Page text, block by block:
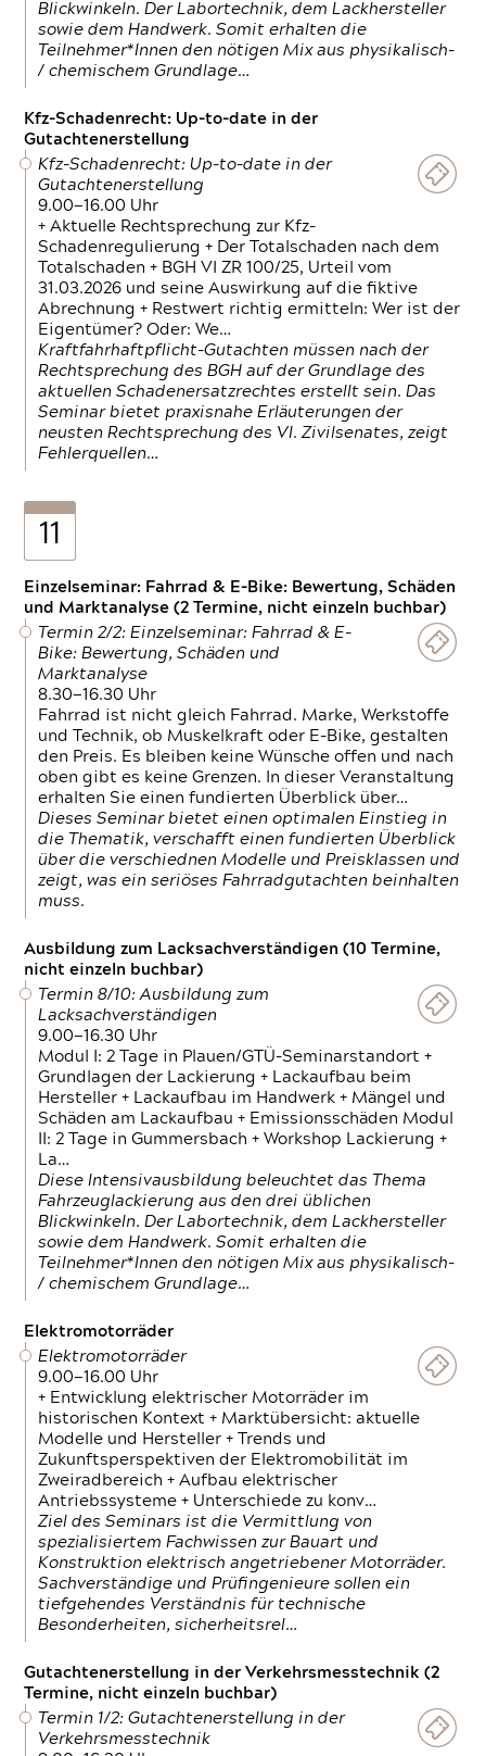
Blickwinkeln. Der Labortechnik, dem Lackhersteller
sowie dem Handwerk. Somit erhalten die
Teilnehmer*Innen den nötigen Mix aus physikalisch-
/ chemischem Grundlage…
Kfz-Schadenrecht: Up-to-date in der
Gutachtenerstellung
Kfz-Schadenrecht: Up-to-date in der
Gutachtenerstellung
9.00—16.00 Uhr
+ Aktuelle Rechtsprechung zur Kfz-
Schadenregulierung + Der Totalschaden nach dem
Totalschaden + BGH VI ZR 100/25, Urteil vom
31.03.2026 und seine Auswirkung auf die fiktive
Abrechnung + Restwert richtig ermitteln: Wer ist der
Eigentümer? Oder: We…
Kraftfahrhaftpflicht-Gutachten müssen nach der
Rechtsprechung des BGH auf der Grundlage des
aktuellen Schadenersatzrechtes erstellt sein. Das
Seminar bietet praxisnahe Erläuterungen der
neusten Rechtsprechung des VI. Zivilsenates, zeigt
Fehlerquellen…
11
Einzelseminar: Fahrrad & E-Bike: Bewertung, Schäden
und Marktanalyse (2 Termine, nicht einzeln buchbar)
Termin 2/2: Einzelseminar: Fahrrad & E-
Bike: Bewertung, Schäden und
Marktanalyse
8.30—16.30 Uhr
Fahrrad ist nicht gleich Fahrrad. Marke, Werkstoffe
und Technik, ob Muskelkraft oder E-Bike, gestalten
den Preis. Es bleiben keine Wünsche offen und nach
oben gibt es keine Grenzen. In dieser Veranstaltung
erhalten Sie einen fundierten Überblick über…
Dieses Seminar bietet einen optimalen Einstieg in
die Thematik, verschafft einen fundierten Überblick
über die verschiednen Modelle und Preisklassen und
zeigt, was ein seriöses Fahrradgutachten beinhalten
muss.
Ausbildung zum Lacksachverständigen (10 Termine,
nicht einzeln buchbar)
Termin 8/10: Ausbildung zum
Lacksachverständigen
9.00—16.30 Uhr
Modul I: 2 Tage in Plauen/GTÜ-Seminarstandort +
Grundlagen der Lackierung + Lackaufbau beim
Hersteller + Lackaufbau im Handwerk + Mängel und
Schäden am Lackaufbau + Emissionsschäden Modul
II: 2 Tage in Gummersbach + Workshop Lackierung +
La…
Diese Intensivausbildung beleuchtet das Thema
Fahrzeuglackierung aus den drei üblichen
Blickwinkeln. Der Labortechnik, dem Lackhersteller
sowie dem Handwerk. Somit erhalten die
Teilnehmer*Innen den nötigen Mix aus physikalisch-
/ chemischem Grundlage…
Elektromotorräder
Elektromotorräder
9.00—16.00 Uhr
+ Entwicklung elektrischer Motorräder im
historischen Kontext + Marktübersicht: aktuelle
Modelle und Hersteller + Trends und
Zukunftsperspektiven der Elektromobilität im
Zweiradbereich + Aufbau elektrischer
Antriebssysteme + Unterschiede zu konv…
Ziel des Seminars ist die Vermittlung von
spezialisiertem Fachwissen zur Bauart und
Konstruktion elektrisch angetriebener Motorräder.
Sachverständige und Prüfingenieure sollen ein
tiefgehendes Verständnis für technische
Besonderheiten, sicherheitsrel…
Gutachtenerstellung in der Verkehrsmesstechnik (2
Termine, nicht einzeln buchbar)
Termin 1/2: Gutachtenerstellung in der
Verkehrsmesstechnik